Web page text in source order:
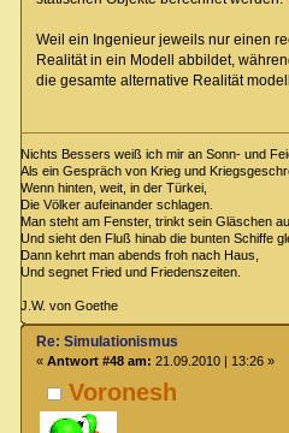
Weil ein Ingenieur jeweils nur einen
Realität in ein Modell abbildet,
die gesamte alternative Realität
Nichts Bessers weiß ich mir an Sonn- und
Als ein Gespräch von Krieg und
Wenn hinten, weit, in der Türkei,
Die Völker aufeinander schlagen.
Man steht am Fenster, trinkt sein Gläschen
Und sieht den Fluß hinab die bunten Schiffe
Dann kehrt man abends froh nach Haus,
Und segnet Fried und Friedenszeiten.
J.W. von Goethe
Voronesh
Re: Simulationismus
« Antwort #48 am: 21.09.2010 | 13:26 »